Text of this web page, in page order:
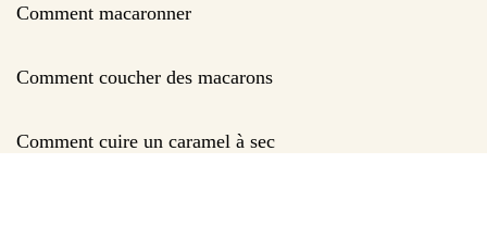
Comment macaronner
Comment coucher des macarons
Comment cuire un caramel à sec